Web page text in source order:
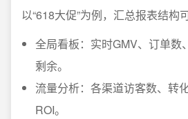
以“618大促”为例，汇总报表结构
全局看板：实时GMV、订单数
剩余。
流量分析：各渠道访客数、转
ROI。